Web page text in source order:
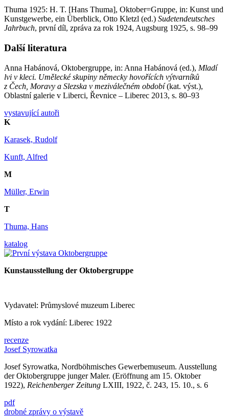
Thuma 1925: H. T. [Hans Thuma], Oktober=Gruppe, in: Kunst und
Kunstgewerbe, ein Überblick, Otto Kletzl (ed.) Sudetendeutsches
Jahrbuch, první díl, zpráva za rok 1924, Augsburg 1925, s. 98–99
Další literatura
Anna Habánová, Oktobergruppe, in: Anna Habánová (ed.), Mladí
lvi v kleci. Umělecké skupiny německy hovořících výtvarníků
z Čech, Moravy a Slezska v meziválečném období(kat. výst.),
Oblastní galerie v Liberci, Řevnice – Liberec 2013, s. 80–93
vystavující autoři
K
Karasek, Rudolf
Kunft, Alfred
M
Müller, Erwin
T
Thuma, Hans
katalog
Kunstausstellung der Oktobergruppe
Vydavatel: Průmyslové muzeum Liberec
Místo a rok vydání: Liberec 1922
recenze
Josef Syrowatka
Josef Syrowatka, Nordböhmisches Gewerbemuseum. Ausstellung
der Oktobergruppe junger Maler. (Eröffnung am 15. Oktober
1922), Reichenberger Zeitung LXIII, 1922, č. 243, 15. 10., s. 6
pdf
drobné zprávy o výstavě